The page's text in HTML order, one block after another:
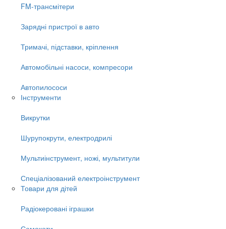
FM-трансмітери
Зарядні пристрої в авто
Тримачі, підставки, кріплення
Автомобільні насоси, компресори
Автопилососи
Інструменти
Викрутки
Шурупокрути, електродрилі
Мультиінструмент, ножі, мультитули
Спеціалізований електроінструмент
Товари для дітей
Радіокеровані іграшки